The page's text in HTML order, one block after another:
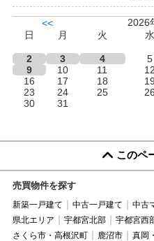
<<
2026
日
月 火 水
2
3 4 5
9
10 11 12
16
17 18 19
23
24 25 26
30
31
このペ
売買物件を探す
新築一戸建て 中古一戸建て 中古
県北エリア
宇都宮北部 宇都宮西
さくら市・高根沢町
鹿沼市 真岡